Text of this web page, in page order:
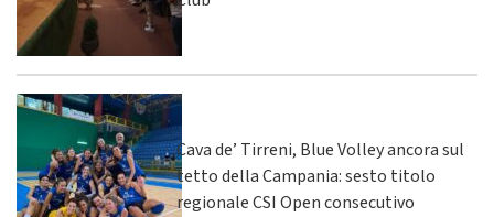
Cava de’ Tirreni, Blue Volley ancora sul
tetto della Campania: sesto titolo
regionale CSI Open consecutivo